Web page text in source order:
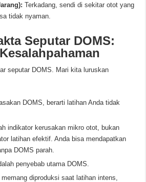
Terkadang, sendi di sekitar otot yang
tidak nyaman.
Seputar DOMS:
seputar DOMS. Mari kita luruskan
DOMS, berarti latihan Anda tidak
indikator kerusakan mikro otot, bukan
latihan efektif. Anda bisa mendapatkan
DOMS parah.
penyebab utama DOMS.
diproduksi saat latihan intens,